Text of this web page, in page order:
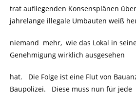
trat aufliegenden Konsensplänen
jahrelange illegale Umbauten weiß
niemand mehr, wie das Lokal in
Genehmigung wirklich ausgesehen
hat. Die Folge ist eine Flut von
Baupolizei. Diese muss nun für jede